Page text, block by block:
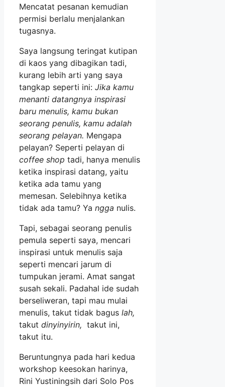
Mencatat pesanan kemudian
permisi berlalu menjalankan
tugasnya.
Saya langsung teringat kutipan
di kaos yang dibagikan tadi,
kurang lebih arti yang saya
tangkap seperti ini: Jika kamu
menanti datangnya inspirasi
baru menulis, kamu bukan
seorang penulis, kamu adalah
seorang pelayan. Mengapa
pelayan? Seperti pelayan di
coffee shop tadi, hanya menulis
ketika inspirasi datang, yaitu
ketika ada tamu yang
memesan. Selebihnya ketika
tidak ada tamu? Ya ngga nulis.
Tapi, sebagai seorang penulis
pemula seperti saya, mencari
inspirasi untuk menulis saja
seperti mencari jarum di
tumpukan jerami. Amat sangat
susah sekali. Padahal ide sudah
berseliweran, tapi mau mulai
menulis, takut tidak bagus lah,
takut dinyinyirin, takut ini,
takut itu.
Beruntungnya pada hari kedua
workshop keesokan harinya,
Rini Yustiningsih dari Solo Pos